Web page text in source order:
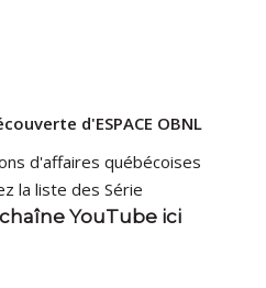
d'ESPACE OBNL
d'affaires québécoises
la liste des Série
YouTube ici